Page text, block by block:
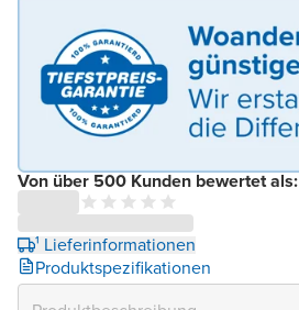
Von über 500 Kunden bewertet als:
¹ Lieferinformationen
Produktspezifikationen